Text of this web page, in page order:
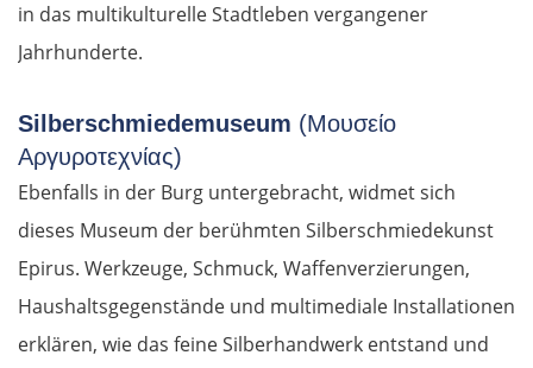
in das multikulturelle Stadtleben vergangener
Jahrhunderte.
Silberschmiedemuseum (Μουσείο
Αργυροτεχνίας)
Ebenfalls in der Burg untergebracht, widmet sich
dieses Museum der berühmten Silberschmiedekunst
Epirus. Werkzeuge, Schmuck, Waffenverzierungen,
Haushaltsgegenstände und multimediale Installationen
erklären, wie das feine Silberhandwerk entstand und